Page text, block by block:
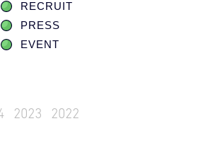
RECRUIT
PRESS
EVENT
2023
2022